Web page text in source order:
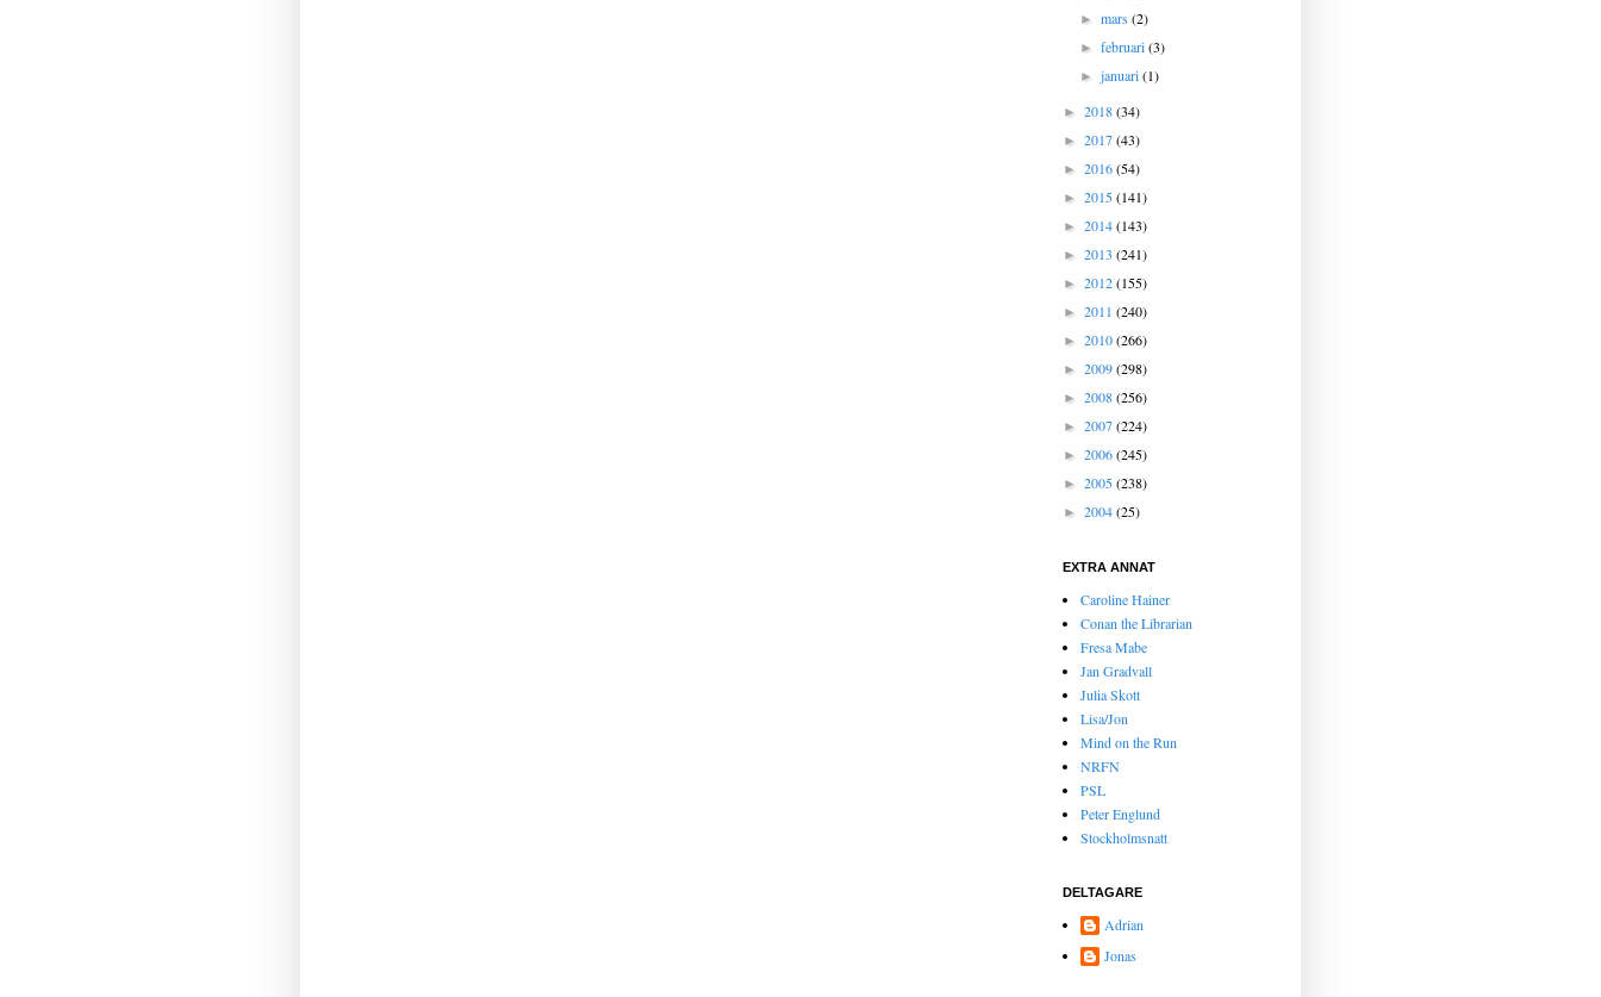
►mars(2)
►februari(3)
►januari(1)
► 2018(34)
► 2017(43)
► 2016(54)
► 2015(141)
► 2014(143)
► 2013 (241)
► 2012(155)
► 2011 (240)
► 2010(266)
► 2009(298)
► 2008(256)
► 2007(224)
► 2006(245)
► 2005(238)
► 2004(25)
EXTRA ANNAT
Caroline Hainer
Conan the Librarian
Fresa Mabe
Jan Gradvall
Julia Skott
Lisa/Jon
Mind on the Run
NRFN
PSL
Peter Englund
Stockholmsnatt
DELTAGARE
Adrian
Jonas